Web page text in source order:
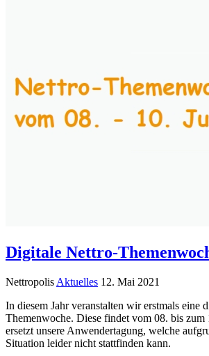
Digitale Nettro-
Nettropolis Aktuelles 12. Mai 2021
In diesem Jahr veranstalten wir erstmals eine
Themenwoche. Diese findet vom 08. bis zum
ersetzt unsere Anwendertagung, welche
Situation leider nicht stattfinden kann.